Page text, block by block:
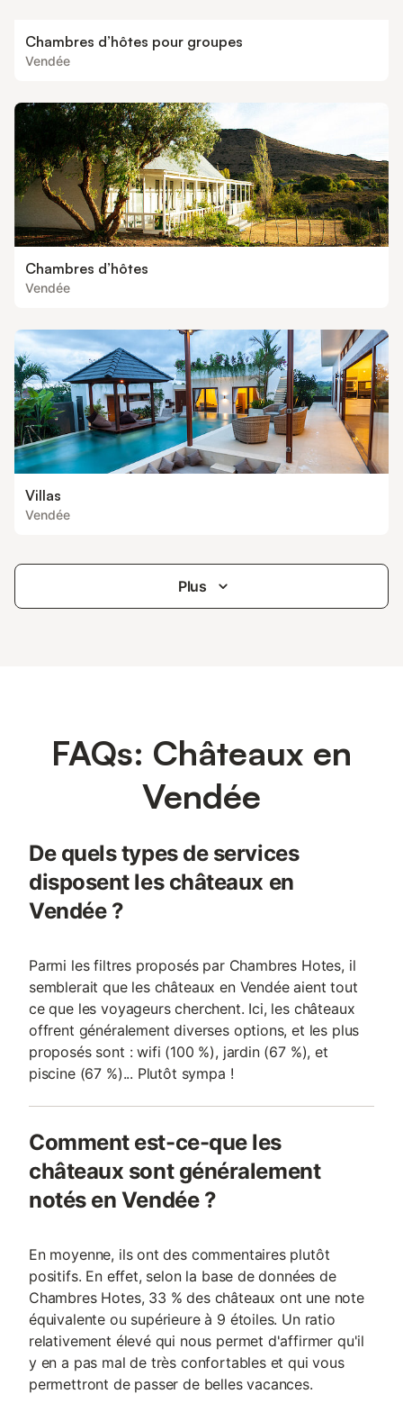
Chambres d’hôtes pour groupes
Vendée
Chambres d’hôtes
Vendée
Villas
Vendée
Plus
FAQs: Châteaux en
Vendée
De quels types de services
disposent les châteaux en
Vendée ?
Parmi les filtres proposés par Chambres Hotes, il
semblerait que les châteaux en Vendée aient tout
ce que les voyageurs cherchent. Ici, les châteaux
offrent généralement diverses options, et les plus
proposés sont : wifi (100 %), jardin (67 %), et
piscine (67 %)... Plutôt sympa !
Comment est-ce-que les
châteaux sont généralement
notés en Vendée ?
En moyenne, ils ont des commentaires plutôt
positifs. En effet, selon la base de données de
Chambres Hotes, 33 % des châteaux ont une note
équivalente ou supérieure à 9 étoiles. Un ratio
relativement élevé qui nous permet d'affirmer qu'il
y en a pas mal de très confortables et qui vous
permettront de passer de belles vacances.